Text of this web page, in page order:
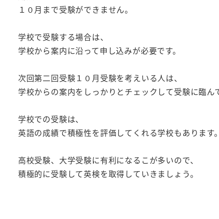
１０月まで受験ができません。
学校で受験する場合は、
学校から案内に沿って申し込みが必要です。
次回第二回受験１０月受験を考えいる人は、
学校からの案内をしっかりとチェックして受験に臨ん
学校での受験は、
英語の成績で積極性を評価してくれる学校もあります。
高校受験、大学受験に有利になるこが多いので、
積極的に受験して英検を取得していきましょう。